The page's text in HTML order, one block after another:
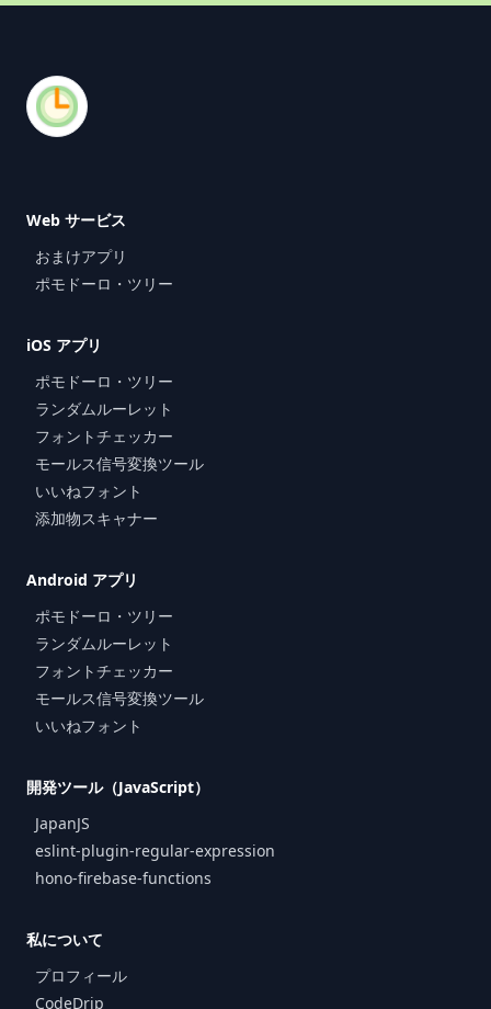
Web サービス
おまけアプリ
ポモドーロ・ツリー
iOS アプリ
ポモドーロ・ツリー
ランダムルーレット
フォントチェッカー
モールス信号変換ツール
いいねフォント
添加物スキャナー
Android アプリ
ポモドーロ・ツリー
ランダムルーレット
フォントチェッカー
モールス信号変換ツール
いいねフォント
開発ツール（JavaScript）
JapanJS
eslint-plugin-regular-expression
hono-firebase-functions
私について
プロフィール
CodeDrip